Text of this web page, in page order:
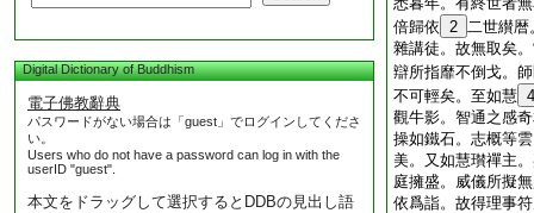
Digital Dictionary of Buddhism
電子佛教辭典
パスワードがない場合は「guest」でログインしてくださ
い。
Users who do not have a password can log in with the
userID "guest".
本文をドラッグして選択するとDDBの見出し語
倍歸依 2 二世纉暦
雜講徒。故無取矣
辯所指靡不倒戈。
不可輕矣。至如慧 4
觀牛影。智通之感
操如鐵石。志概等
美。又如慧瓉禪主
庭擁盛。威儀所擬
依爲詣。故得理事